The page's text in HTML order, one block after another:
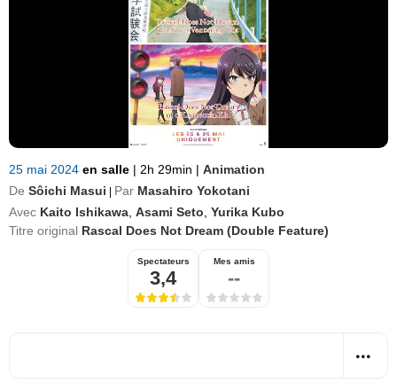
25 mai 2024 en salle | 2h 29min | Animation
De Sôichi Masui Par Masahiro Yokotani
Avec Kaito Ishikawa Asami Seto Yurika Kubo
Titre original Rascal Does Not Dream (Double Feature)
Spectateurs
3,4
Mes amis
--